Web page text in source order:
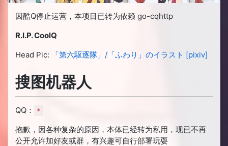
因酷Q停止运营，本项目已转为依赖 go-cqhttp
R.I.P. CoolQ
Head Pic:
「第六駆逐隊」/「ふわり」のイラスト [pixiv]
搜图机器人
QQ： *
抱歉，因各种复杂的原因，本体已经转为私用，现已不再
公开允许加好友或群，有兴趣可自行部署玩耍